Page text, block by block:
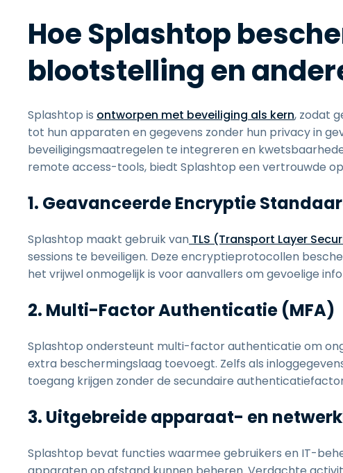
Hoe Splashtop
blootstelling en
Splashtop is ontworpen met beveiliging als kern, zodat
tot hun apparaten en gegevens zonder hun privacy in
beveiligingsmaatregelen te integreren en
remote access-tools, biedt Splashtop een vertrouwde
1. Geavanceerde Encryptie
Splashtop maakt gebruik van TLS (Transport Layer
sessions te beveiligen. Deze encryptieprotocollen
het vrijwel onmogelijk is voor aanvallers om gevoelige
2. Multi-Factor Authenticatie (MFA)
Splashtop ondersteunt multi-factor authenticatie om
extra beschermingslaag toevoegt. Zelfs als
toegang krijgen zonder de secundaire
3. Uitgebreide apparaat- en
Splashtop bevat functies waarmee gebruikers en IT-